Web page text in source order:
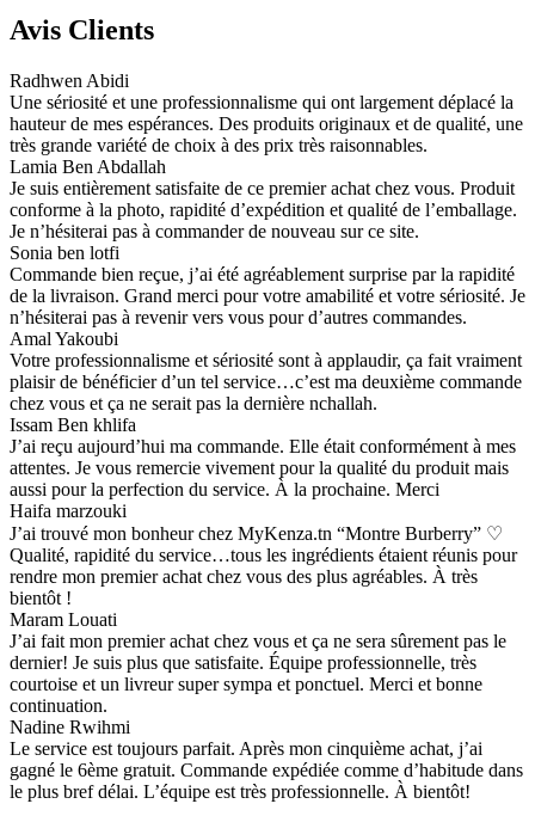
Avis Clients
Radhwen Abidi
Une sériosité et une professionnalisme qui ont largement déplacé la
hauteur de mes espérances. Des produits originaux et de qualité, une
très grande variété de choix à des prix très raisonnables.
Lamia Ben Abdallah
Je suis entièrement satisfaite de ce premier achat chez vous. Produit
conforme à la photo, rapidité d’expédition et qualité de l’emballage.
Je n’hésiterai pas à commander de nouveau sur ce site.
Sonia ben lotfi
Commande bien reçue, j’ai été agréablement surprise par la rapidité
de la livraison. Grand merci pour votre amabilité et votre sériosité. Je
n’hésiterai pas à revenir vers vous pour d’autres commandes.
Amal Yakoubi
Votre professionnalisme et sériosité sont à applaudir, ça fait vraiment
plaisir de bénéficier d’un tel service…c’est ma deuxième commande
chez vous et ça ne serait pas la dernière nchallah.
Issam Ben khlifa
J’ai reçu aujourd’hui ma commande. Elle était conformément à mes
attentes. Je vous remercie vivement pour la qualité du produit mais
aussi pour la perfection du service. À la prochaine. Merci
Haifa marzouki
J’ai trouvé mon bonheur chez MyKenza.tn “Montre Burberry” ♡
Qualité, rapidité du service…tous les ingrédients étaient réunis pour
rendre mon premier achat chez vous des plus agréables. À très
bientôt !
Maram Louati
J’ai fait mon premier achat chez vous et ça ne sera sûrement pas le
dernier! Je suis plus que satisfaite. Équipe professionnelle, très
courtoise et un livreur super sympa et ponctuel. Merci et bonne
continuation.
Nadine Rwihmi
Le service est toujours parfait. Après mon cinquième achat, j’ai
gagné le 6ème gratuit. Commande expédiée comme d’habitude dans
le plus bref délai. L’équipe est très professionnelle. À bientôt!